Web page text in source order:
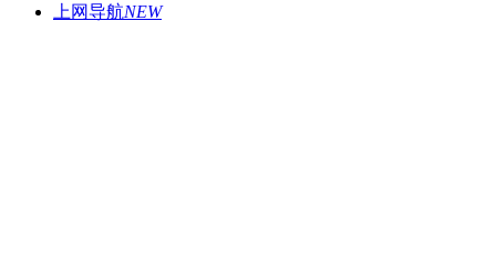
上网导航NEW